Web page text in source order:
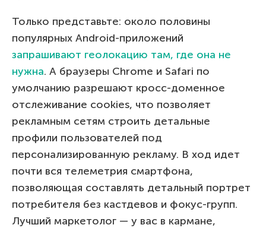
Только представьте: около половины
популярных Android-приложений
запрашивают геолокацию там, где она не
нужна. А браузеры Chrome и Safari по
умолчанию разрешают кросс-доменное
отслеживание cookies, что позволяет
рекламным сетям строить детальные
профили пользователей под
персонализированную рекламу. В ход идет
почти вся телеметрия смартфона,
позволяющая составлять детальный портрет
потребителя без кастдевов и фокус-групп.
Лучший маркетолог — у вас в кармане,